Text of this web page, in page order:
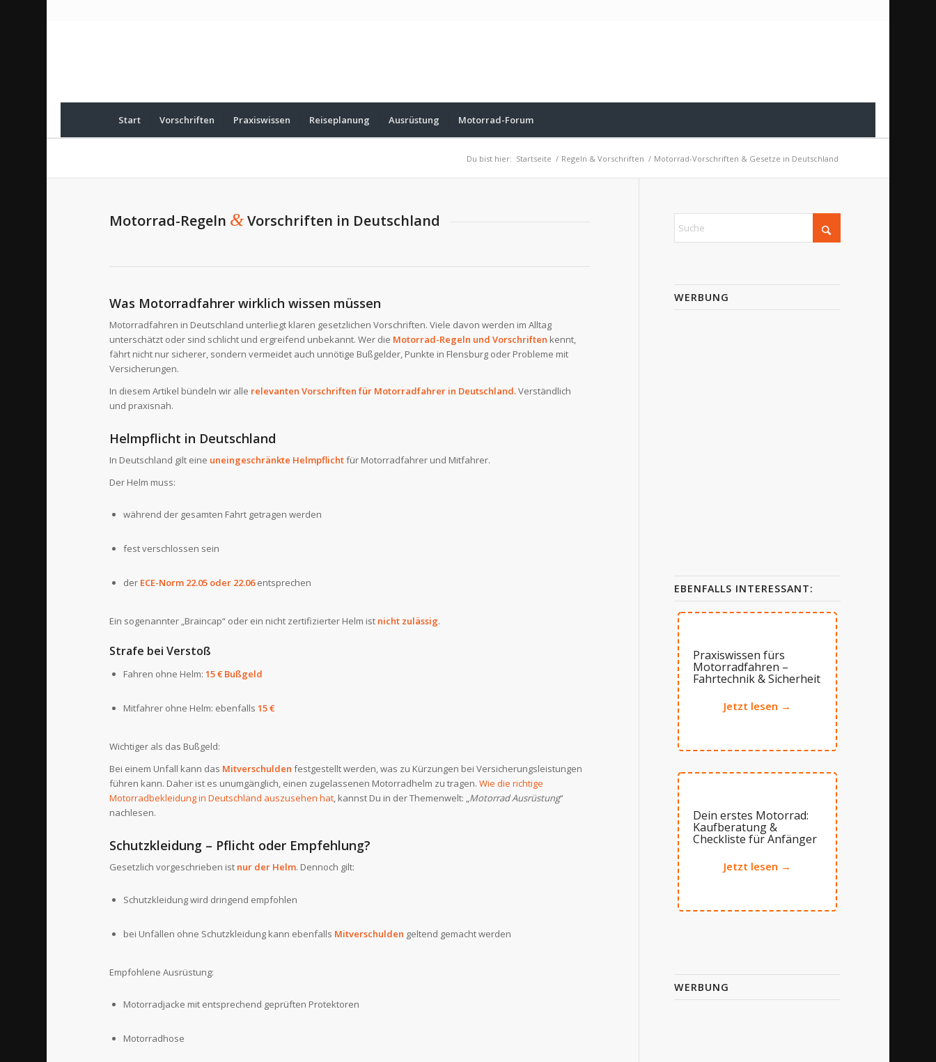
Start Vorschriften Praxiswissen Reiseplanung Ausrüstung Motorrad-Forum
Du bist hier: Startseite / Regeln & Vorschriften / Motorrad-Vorschriften & Gesetze in Deutschland
Motorrad-Regeln &Vorschriften in Deutschland
Was Motorradfahrer wirklich wissen müssen
Motorradfahren in Deutschland unterliegt klaren gesetzlichen Vorschriften. Viele davon werden im Alltag
unterschätzt oder sind schlicht und ergreifend unbekannt. Wer die Motorrad-Regeln und Vorschriften kennt,
fährt nicht nur sicherer, sondern vermeidet auch unnötige Bußgelder, Punkte in Flensburg oder Probleme mit
Versicherungen.
In diesem Artikel bündeln wir alle relevanten Vorschriften für Motorradfahrer in Deutschland.Verständlich
und praxisnah.
Helmpflicht in Deutschland
In Deutschland gilt eine uneingeschränkte Helmpflichtfür Motorradfahrer und Mitfahrer.
Der Helm muss:
während der gesamten Fahrt getragen werden
fest verschlossen sein
der ECE-Norm 22.05 oder 22.06entsprechen
Ein sogenannter „Braincap“ oder ein nicht zertifizierter Helm ist nicht zulässig.
Strafe bei Verstoß
Fahren ohne Helm:15 € Bußgeld
Mitfahrer ohne Helm: ebenfalls15 €
Wichtiger als das Bußgeld:
Bei einem Unfall kann das Mitverschulden festgestellt werden, was zu Kürzungen bei Versicherungsleistungen
führen kann. Daher ist es unumgänglich, einen zugelassenen Motorradhelm zu tragen.Wie die richtige
Motorradbekleidung in Deutschland auszusehen hat, kannst Du in der Themenwelt: „Motorrad Ausrüstung“
nachlesen.
Schutzkleidung – Pflicht oder Empfehlung?
Gesetzlich vorgeschrieben ist nur der Helm. Dennoch gilt:
Schutzkleidung wird dringend empfohlen
bei Unfällen ohne Schutzkleidung kann ebenfalls Mitverschulden geltend gemacht werden
Empfohlene Ausrüstung:
Motorradjacke mit entsprechend geprüften Protektoren
Motorradhose
WERBUNG
EBENFALLS INTERESSANT:
Praxiswissen fürs
Motorradfahren –
Fahrtechnik & Sicherheit
Jetzt lesen →
Dein erstes Motorrad:
Kaufberatung &
Checkliste für Anfänger
Jetzt lesen →
WERBUNG